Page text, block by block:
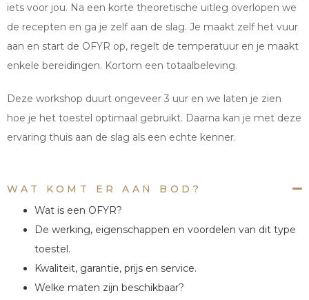
iets voor jou. Na een korte theoretische uitleg overlopen we
de recepten en ga je zelf aan de slag. Je maakt zelf het vuur
aan en start de OFYR op, regelt de temperatuur en je maakt
enkele bereidingen. Kortom een totaalbeleving.
Deze workshop duurt ongeveer 3 uur en we laten je zien
hoe je het toestel optimaal gebruikt. Daarna kan je met deze
ervaring thuis aan de slag als een echte kenner.
WAT KOMT ER AAN BOD?
Wat is een OFYR?
De werking, eigenschappen en voordelen van dit type
toestel.
Kwaliteit, garantie, prijs en service.
Welke maten zijn beschikbaar?